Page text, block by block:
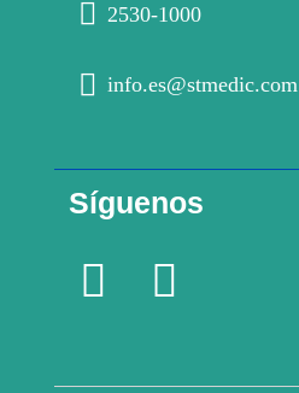
2530-1000
info.es@stmedic.com
Síguenos